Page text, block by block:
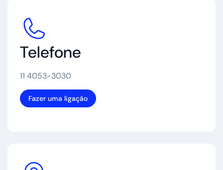
Telefone
11 4053-3030
Fazer uma ligação